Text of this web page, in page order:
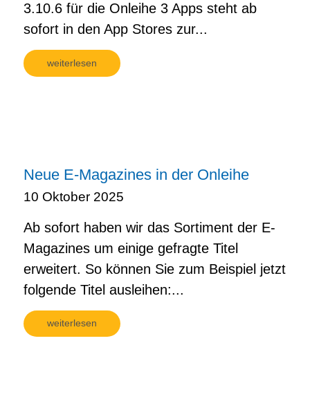
3.10.6 für die Onleihe 3 Apps steht ab
sofort in den App Stores zur...
weiterlesen
Neue E-Magazines in der Onleihe
10 Oktober 2025
Ab sofort haben wir das Sortiment der E-
Magazines um einige gefragte Titel
erweitert. So können Sie zum Beispiel jetzt
folgende Titel ausleihen:...
weiterlesen